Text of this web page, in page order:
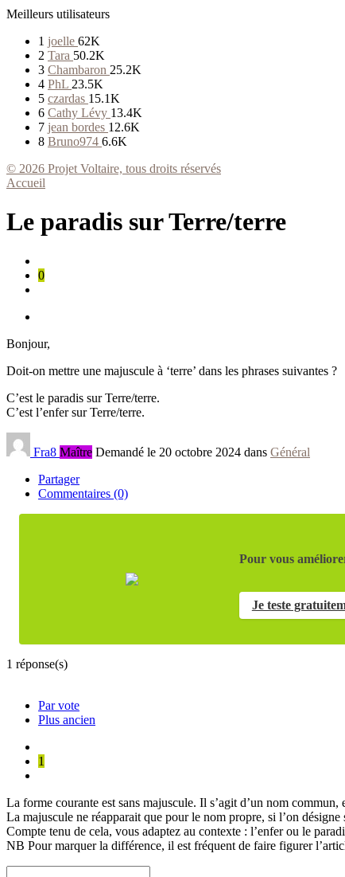
Meilleurs utilisateurs
1 joelle 62K
2 Tara 50.2K
3 Chambaron 25.2K
4 PhL 23.5K
5 czardas 15.1K
6 Cathy Lévy 13.4K
7 jean bordes 12.6K
8 Bruno974 6.6K
© 2026 Projet Voltaire, tous droits réservés
Accueil
Le paradis sur Terre/terre
0
Bonjour,
Doit-on mettre une majuscule à ‘terre’ dans les phrases suivantes ?
C’est le paradis sur Terre/terre.
C’est l’enfer sur Terre/terre.
Fra8 Maître Demandé le 20 octobre 2024 dans Général
Partager
Commentaires (0)
Pour vous
Je teste
1 réponse(s)
Par vote
Plus ancien
1
La forme courante est sans majuscule. Il s’agit d’un nom
La majuscule ne réapparait que pour le nom propre, si l’on
Compte tenu de cela, vous adaptez au contexte : l’enfer ou le
NB Pour marquer la différence, il est fréquent de faire figurer